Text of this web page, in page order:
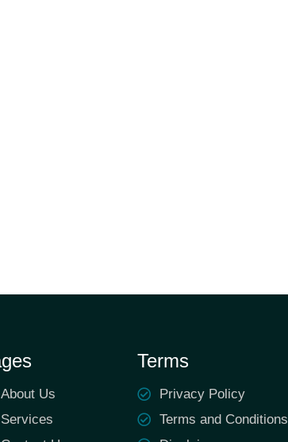
About Us
Services
Terms
Privacy Policy
Terms and Conditions